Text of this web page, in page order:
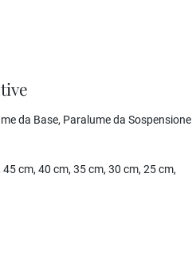
da Base, Paralume da Sospensione
cm, 40 cm, 35 cm, 30 cm, 25 cm,